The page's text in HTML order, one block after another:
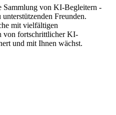
Sammlung von KI-Begleitern -
Freunden.
mit vielfältigen
von fortschrittlicher KI-
und mit Ihnen wächst.